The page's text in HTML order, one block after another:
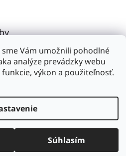
Vám umožnili pohodlné
analýze prevádzky webu
výkon a použiteľnosť.
Súhlasím
Všetky práva vyhradené.Upraviť
cookies